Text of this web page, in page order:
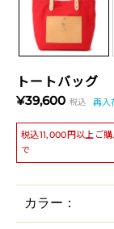
トートバッグ
¥39,600 税込 再入
税込11,000円以上ご
で
カラー：